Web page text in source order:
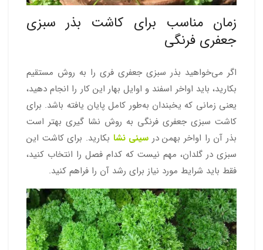
زمان مناسب برای کاشت بذر سبزی
جعفری فرنگی
اگر می‌خواهید بذر سبزی جعفری فری را به روش مستقیم
بکارید، باید اواخر اسفند و اوایل بهار این کار را انجام دهید،
یعنی زمانی که یخبندان به‌طور کامل پایان یافته باشد. برای
کاشت سبزی جعفری فرنگی به روش نشا گیری بهتر است
بذر آن را اواخر بهمن در سینی نشا بکارید. برای کاشت این
سبزی در گلدان، مهم نیست که کدام فصل را انتخاب کنید،
فقط باید شرایط مورد نیاز برای رشد آن را فراهم کنید.